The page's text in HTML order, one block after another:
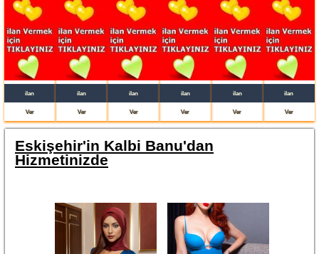
ilan
Ver
ilan
Ver
ilan
Ver
ilan
Ver
ilan
Ver
ilan
Ver
Eskişehir'in Kalbi Banu'dan
Hizmetinizde